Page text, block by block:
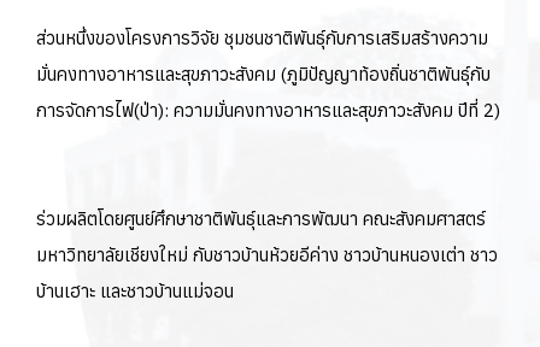
ส่วนหนึ่งของโครงการวิจัย ชุมชนชาติพันธุ์กับการเสริมสร้างความ
มั่นคงทางอาหารและสุขภาวะสังคม (ภูมิปัญญาท้องถิ่นชาติพันธุ์กับ
การจัดการไฟ(ป่า): ความมั่นคงทางอาหารและสุขภาวะสังคม ปีที่ 2)
ร่วมผลิตโดยศูนย์ศึกษาชาติพันธุ์และการพัฒนา คณะสังคมศาสตร์
มหาวิทยาลัยเชียงใหม่ กับชาวบ้านห้วยอีค่าง ชาวบ้านหนองเต่า ชาว
บ้านเฮาะ และชาวบ้านแม่จอน